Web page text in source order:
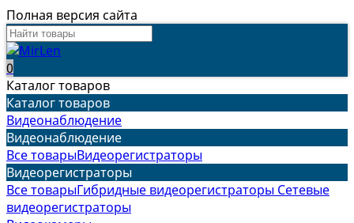
Полная версия сайта
0
Каталог товаров
Каталог товаров
Видеонаблюдение
Видеонаблюдение
Все товарыВидеорегистраторы
Видеорегистраторы
Все товарыГибридные видеорегистраторы Сетевые
видеорегистраторы